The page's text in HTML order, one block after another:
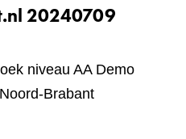
20240709
niveau AA Demo
Brabant